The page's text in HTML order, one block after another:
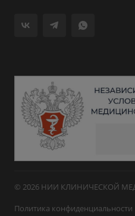
© 2026 НИИ КЛИНИЧЕСКОЙ
Политика конфиденциальности